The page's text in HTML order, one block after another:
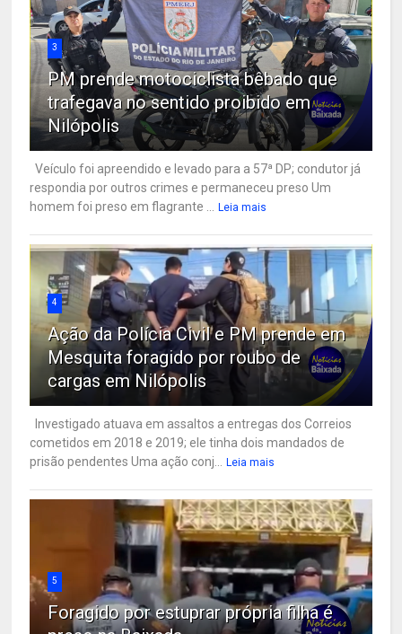
3
PM prende motociclista bêbado que
trafegava no sentido proibido em
Nilópolis
Veículo foi apreendido e levado para a 57ª DP; condutor já
respondia por outros crimes e permaneceu preso Um
homem foi preso em flagrante ...
Leia mais
4
Ação da Polícia Civil e PM prende em
Mesquita foragido por roubo de
cargas em Nilópolis
Investigado atuava em assaltos a entregas dos Correios
cometidos em 2018 e 2019; ele tinha dois mandados de
prisão pendentes Uma ação conj...
Leia mais
5
Foragido por estuprar própria filha é